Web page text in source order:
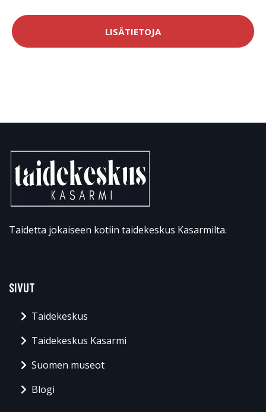
LISÄTIETOJA
Taidetta jokaiseen kotiin taidekeskus Kasarmilta.
SIVUT
Taidekeskus
Taidekeskus Kasarmi
Suomen museot
Blogi